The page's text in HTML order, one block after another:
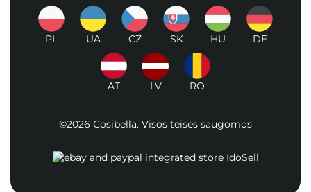
PL UA CZ SK HU DE
AT LV RO
©2026 Cosibella. Visos teisės saugomos